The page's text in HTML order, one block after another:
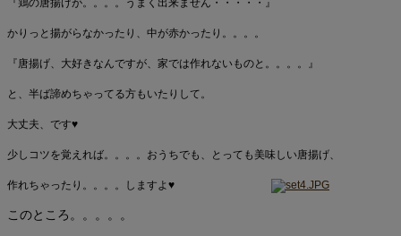
『鶏の唐揚げが。。。。うまく出来ません・・・・・』
かりっと揚がらなかったり、中が赤かったり。。。。
『唐揚げ、大好きなんですが、家では作れないものと。。。。』
と、半ば諦めちゃってる方もいたりして。
大丈夫、です♥
少しコツを覚えれば。。。。おうちでも、とっても美味しい唐揚げ、
作れちゃったり。。。。しますよ♥
このところ。。。。。